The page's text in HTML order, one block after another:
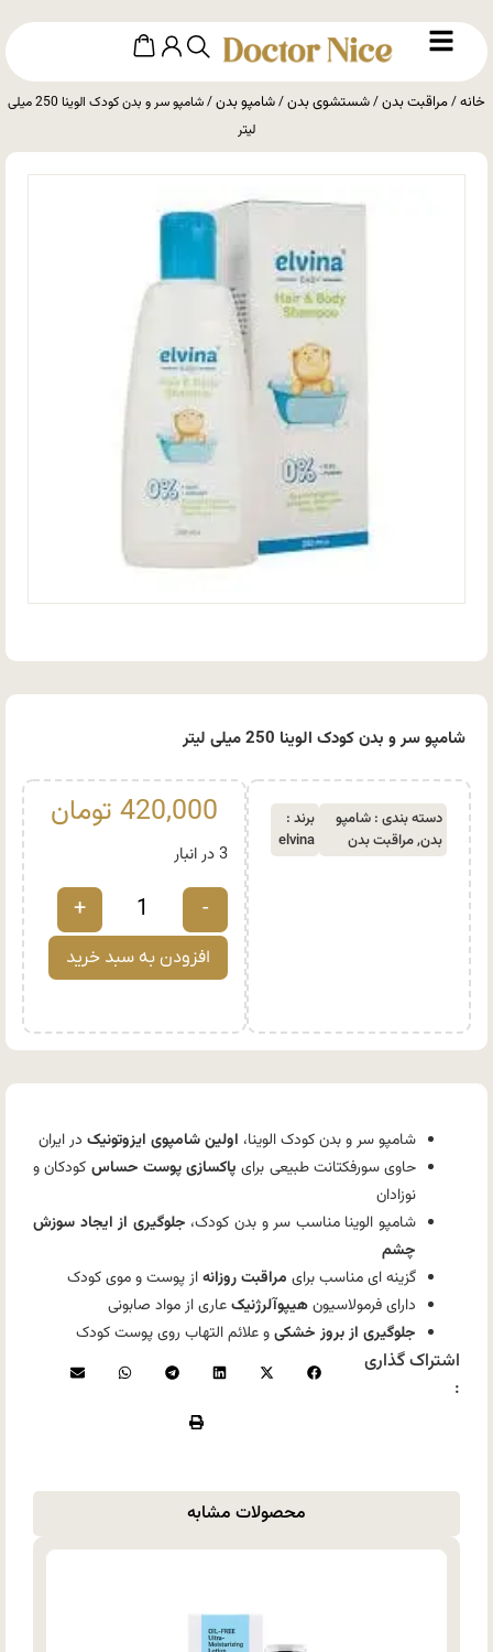
خانه/مراقبت بدن/شستشوی بدن/شامپو بدن
/ شامپو سر و بدن کودک الوینا 250 میلی
لیتر
شامپو سر و بدن کودک الوینا 250 میلی لیتر
دسته بندی : شامپو
بدن,مراقبت بدن
برند :
elvina
420,000 تومان
3 در انبار
-
+
افزودن به سبد خرید
شامپو سر و بدن کودک الوینا، اولین شامپوی ایزوتونیک در ایران
حاوی سورفکتانت طبیعی برای پاکسازی پوست حساس کودکان و
نوزادان
شامپو الوینا مناسب سر و بدن کودک، جلوگیری از ایجاد سوزش
چشم
گزینه ای مناسب برای مراقبت روزانهاز پوست و موی کودک
دارای فرمولاسیونهیپوآلرژنیکعاری از مواد صابونی
جلوگیری از بروز خشکیو علائم التهاب روی پوست کودک
اشتراک گذاری
:
محصولات مشابه